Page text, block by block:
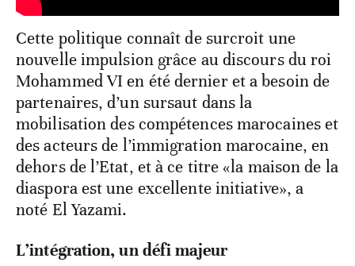
Cette politique connaît de surcroit une
nouvelle impulsion grâce au discours du roi
Mohammed VI en été dernier et a besoin de
partenaires, d’un sursaut dans la
mobilisation des compétences marocaines et
des acteurs de l’immigration marocaine, en
dehors de l’Etat, et à ce titre «la maison de la
diaspora est une excellente initiative», a
noté El Yazami.
L’intégration, un défi majeur